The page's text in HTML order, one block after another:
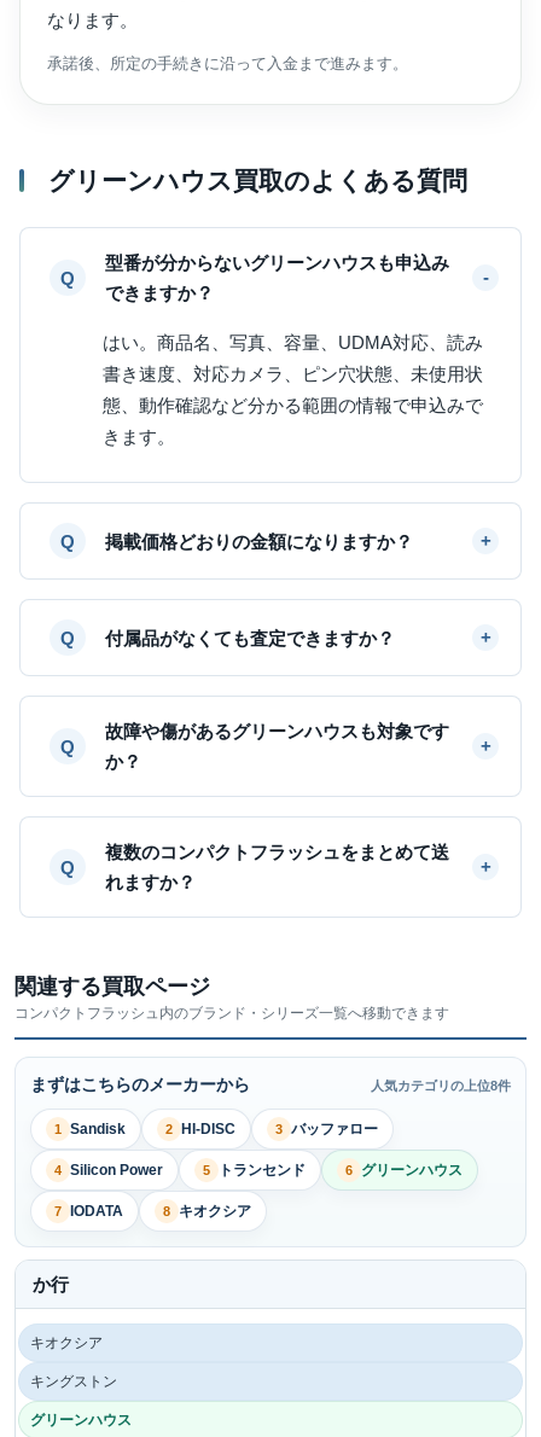
なります。
承諾後、所定の手続きに沿って入金まで進みます。
グリーンハウス買取のよくある質問
型番が分からないグリーンハウスも申込み
できますか？
はい。商品名、写真、容量、UDMA対応、読み
書き速度、対応カメラ、ピン穴状態、未使用状
態、動作確認など分かる範囲の情報で申込みで
きます。
掲載価格どおりの金額になりますか？
付属品がなくても査定できますか？
故障や傷があるグリーンハウスも対象です
か？
複数のコンパクトフラッシュをまとめて送
れますか？
関連する買取ページ
コンパクトフラッシュ内のブランド・シリーズ一覧へ移動できます
まずはこちらのメーカーから 人気カテゴリの上位8件
1 Sandisk 2 HI-DISC 3 バッファロー
4 Silicon Power 5 トランセンド 6 グリーンハウス
7 IODATA 8 キオクシア
か行
キオクシア
キングストン
グリーンハウス